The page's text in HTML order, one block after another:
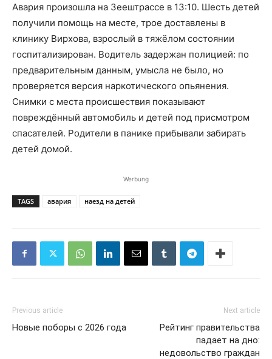
Авария произошла на Зеештрассе в 13:10. Шесть детей
получили помощь на месте, трое доставлены в
клинику Вирхова, взрослый в тяжёлом состоянии
госпитализирован. Водитель задержан полицией: по
предварительным данным, умысла не было, но
проверяется версия наркотического опьянения.
Снимки с места происшествия показывают
повреждённый автомобиль и детей под присмотром
спасателей. Родители в панике прибывали забирать
детей домой.
Werbung
TAGS авария наезд на детей
Previous article
Новые поборы с 2026 года
Next article
Рейтинг правительства
падает на дно:
недовольство граждан